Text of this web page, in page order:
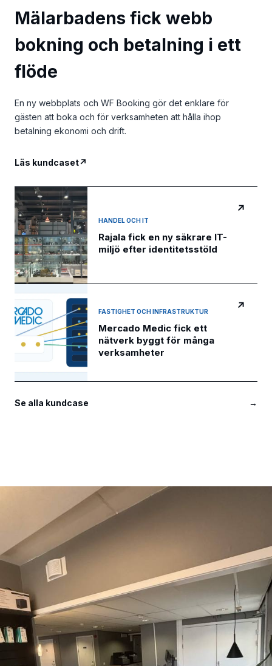
Mälarbadens fick webb
bokning och betalning i ett
flöde
En ny webbplats och WF Booking gör det enklare för
gästen att boka och för verksamheten att hålla ihop
betalning ekonomi och drift.
Läs kundcaset↗
HANDEL OCH IT
Rajala fick en ny säkrare IT-
miljö efter identitetsstöld
↗
FASTIGHET OCH INFRASTRUKTUR
Mercado Medic fick ett
nätverk byggt för många
verksamheter
↗
Se alla kundcase →